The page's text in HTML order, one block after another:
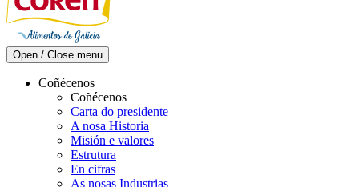
Open / Close menu
Coñécenos
Coñécenos
Carta do presidente
A nosa Historia
Misión e valores
Estrutura
En cifras
As nosas Industrias